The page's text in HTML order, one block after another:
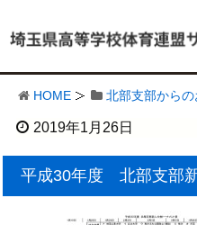
HOME 北部支部から
2019年1月26日
平成30年度 北部支部